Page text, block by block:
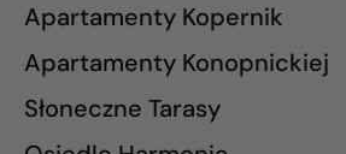
Apartamenty Kopernik
Apartamenty Konopnickiej
Słoneczne Tarasy